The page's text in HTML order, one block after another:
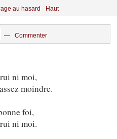
au hasard Haut
— Commenter
ni moi,
moindre.
foi,
ni moi.